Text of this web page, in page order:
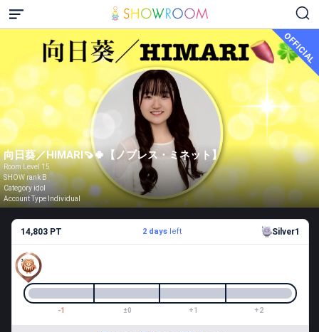
OFFICIAL
向日葵／HIMARI🍠🍀︎【ノブレス・ミネット】
Room Level 15
SHOW rank B
Category idol
Account Type Individual
14,803 PT 2 daysleft Silver1
-1 ±0 +1 +2